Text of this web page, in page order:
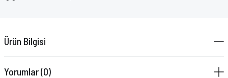
Ürün Bilgisi
Yorumlar (0)